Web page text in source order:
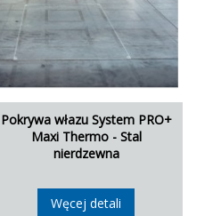
Pokrywa włazu System PRO+
Maxi Thermo - Stal
nierdzewna
Węcej detali